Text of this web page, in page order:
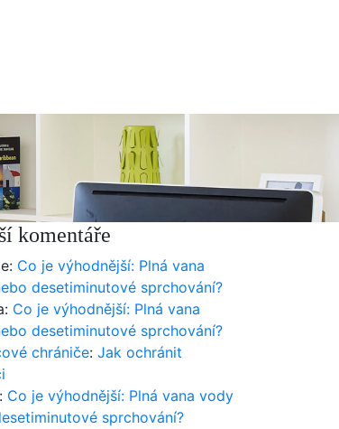
komentáře
: Co je výhodnější: Plná vana
desetiminutové sprchování?
: Co je výhodnější: Plná vana
desetiminutové sprchování?
chrániče: Jak ochránit
: Co je výhodnější: Plná vana vody
sprchování?